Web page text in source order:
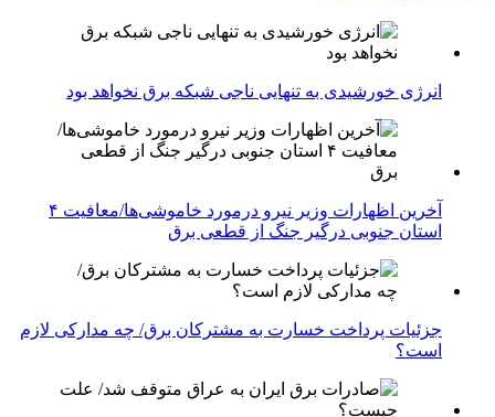
انرژی خورشیدی به تنهایی ناجی شبکه برق نخواهد بود
آخرین اظهارات وزیر نیرو درمورد خاموشی‌ها/معافیت ۴
استان جنوبی درگیر جنگ از قطعی برق
جزئیات پرداخت خسارت به مشترکان برق/ چه مدارکی لازم
است؟